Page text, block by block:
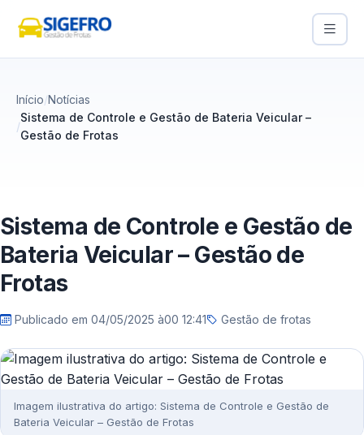
Início Notícias
Sistema de Controle e Gestão de Bateria Veicular –
Gestão de Frotas
Sistema de Controle e Gestão de
Bateria Veicular – Gestão de
Frotas
Publicado em 04/05/2025 à00 12:41 Gestão de frotas
Imagem ilustrativa do artigo: Sistema de Controle e Gestão de
Bateria Veicular – Gestão de Frotas